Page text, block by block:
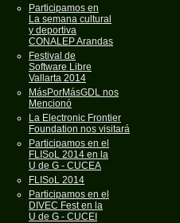
Participamos en
La semana cultural
y deportiva
CONALEP Arandas
Festival de
Software Libre
Vallarta 2014
MásPorMásGDL nos
Mencionó
La Electronic Frontier
Foundation nos visitará
Participamos en el
FLISoL 2014 en la
U de G - CUCEA
FLISoL 2014
Participamos en el
DIVEC Fest en la
U de G - CUCEI